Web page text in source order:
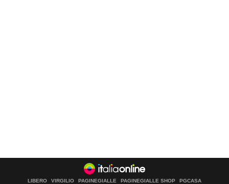
LIBERO VIRGILIO PAGINEGIALLE PAGINEGIALLE SHOP PGCASA